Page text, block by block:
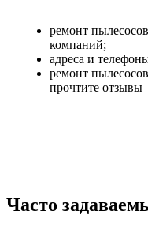
ремонт
компаний;
адреса и
ремонт
прочтите отзывы
Часто